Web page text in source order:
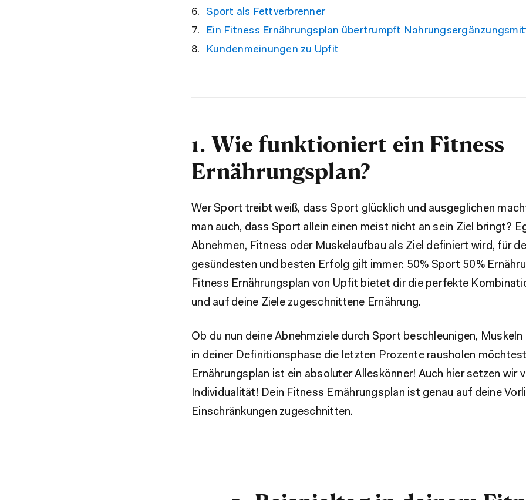
Sport als Fettverbrenner
Ein Fitness Ernährungsplan übertrumpft
Kundenmeinungen zu Upfit
1. Wie funktioniert ein Fitness
Ernährungsplan?
Wer Sport treibt weiß, dass Sport glücklich und ausgeglichen
man auch, dass Sport allein einen meist nicht an sein Ziel bringt?
Abnehmen, Fitness oder Muskelaufbau als Ziel definiert wird, für
gesündesten und besten Erfolg gilt immer: 50% Sport 50%
Fitness Ernährungsplan von Upfit bietet dir die perfekte
und auf deine Ziele zugeschnittene Ernährung.
Ob du nun deine Abnehmziele durch Sport beschleunigen,
in deiner Definitionsphase die letzten Prozente rausholen
Ernährungsplan ist ein absoluter Alleskönner! Auch hier setzen wir
Individualität! Dein Fitness Ernährungsplan ist genau auf deine
Einschränkungen zugeschnitten.